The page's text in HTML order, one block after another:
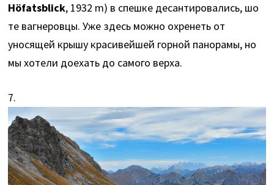
Höfatsblick, 1932 m) в спешке десантировались, шо
те вагнеровцы. Уже здесь можно охренеть от
уносящей крышу красивейшей горной панорамы, но
мы хотели доехать до самого верха.
7.